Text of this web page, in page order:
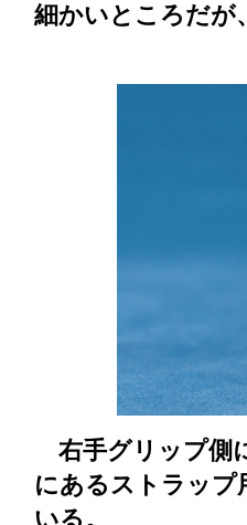
細かいところだが
右手グリップ側
にあるストラップ
いる。